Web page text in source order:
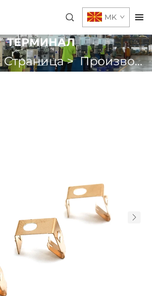
MK
ТЕРМИНАЛ
Страница>Производи